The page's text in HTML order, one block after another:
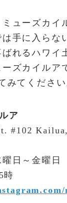
ューズカイ
手に入らな
れるハワイ
ズカイルア
みてください
ア
#102
日～金曜日
時